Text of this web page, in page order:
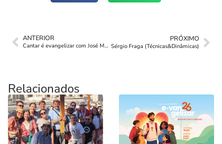
ANTERIOR
Cantar é evangelizar com José Meneses
PRÓXIMO
Sérgio Fraga (Técnicas&Dinâmicas)
Relacionados